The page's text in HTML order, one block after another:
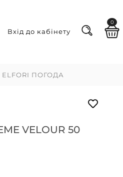
Вхід до кабінету
0
ELFORI ПОГОДА
VELOUR 50